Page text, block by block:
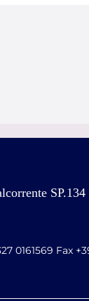
SP.134
0161569 Fax